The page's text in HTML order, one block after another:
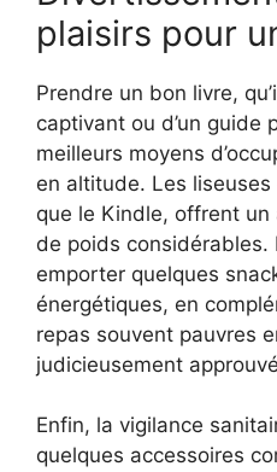
plaisirs pour
Prendre un bon livre,
captivant ou d’un guide
meilleurs moyens
en altitude. Les
que le Kindle, offrent un
de poids considérables.
emporter quelques
énergétiques, en
repas souvent pauvres
judicieusement
Enfin, la vigilance
quelques accessoires